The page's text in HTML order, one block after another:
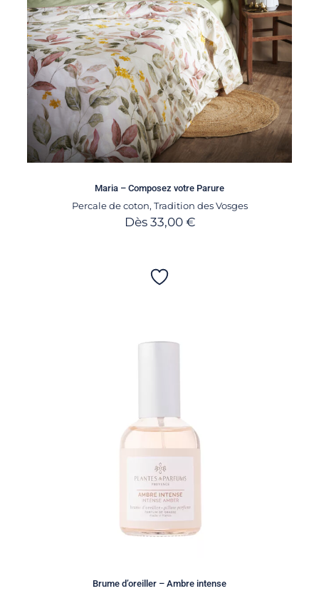
Maria – Composez votre Parure
Percale de coton, Tradition des Vosges
Dès 33,00 €
Brume d’oreiller – Ambre intense